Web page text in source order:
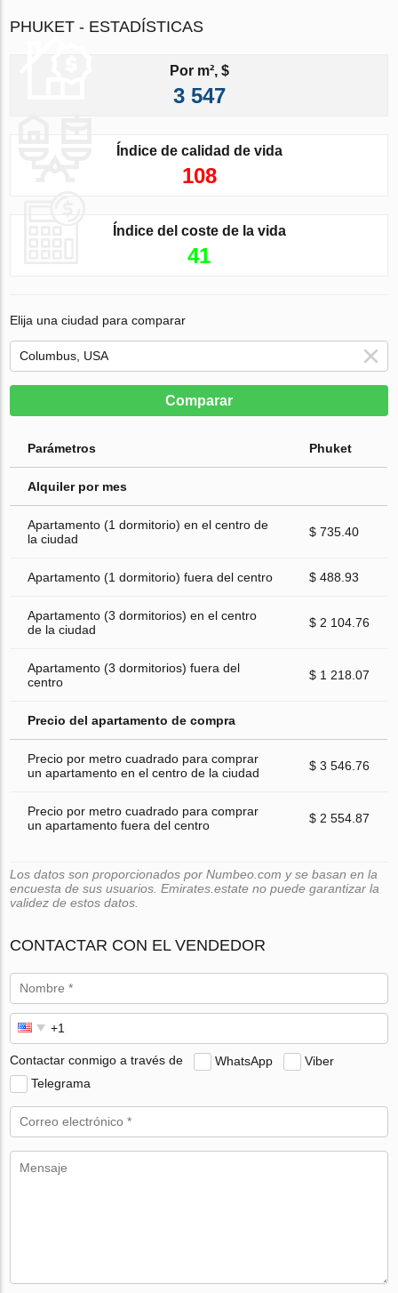
PHUKET - ESTADÍSTICAS
Por m², $
3 547
Índice de calidad de vida
108
Índice del coste de la vida
41
Elija una ciudad para comparar
Comparar
Parámetros Phuket
Alquiler por mes
Apartamento (1 dormitorio) en el centro de
la ciudad
$ 735.40
Apartamento (1 dormitorio) fuera del centro $ 488.93
Apartamento (3 dormitorios) en el centro
de la ciudad
$ 2 104.76
Apartamento (3 dormitorios) fuera del
centro
$ 1 218.07
Precio del apartamento de compra
Precio por metro cuadrado para comprar
un apartamento en el centro de la ciudad
$ 3 546.76
Precio por metro cuadrado para comprar
un apartamento fuera del centro
$ 2 554.87
Los datos son proporcionados por Numbeo.com y se basan en la
encuesta de sus usuarios. Emirates.estate no puede garantizar la
validez de estos datos.
CONTACTAR CON EL VENDEDOR
Contactar conmigo a través de WhatsApp
Viber
Telegrama